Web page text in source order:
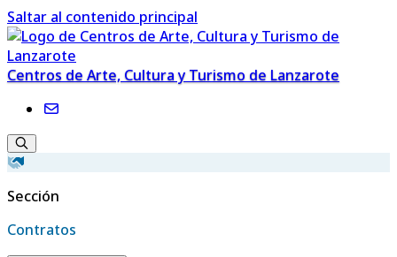
Saltar al contenido principal
Centros de Arte, Cultura y Turismo de Lanzarote
Sección
Contratos